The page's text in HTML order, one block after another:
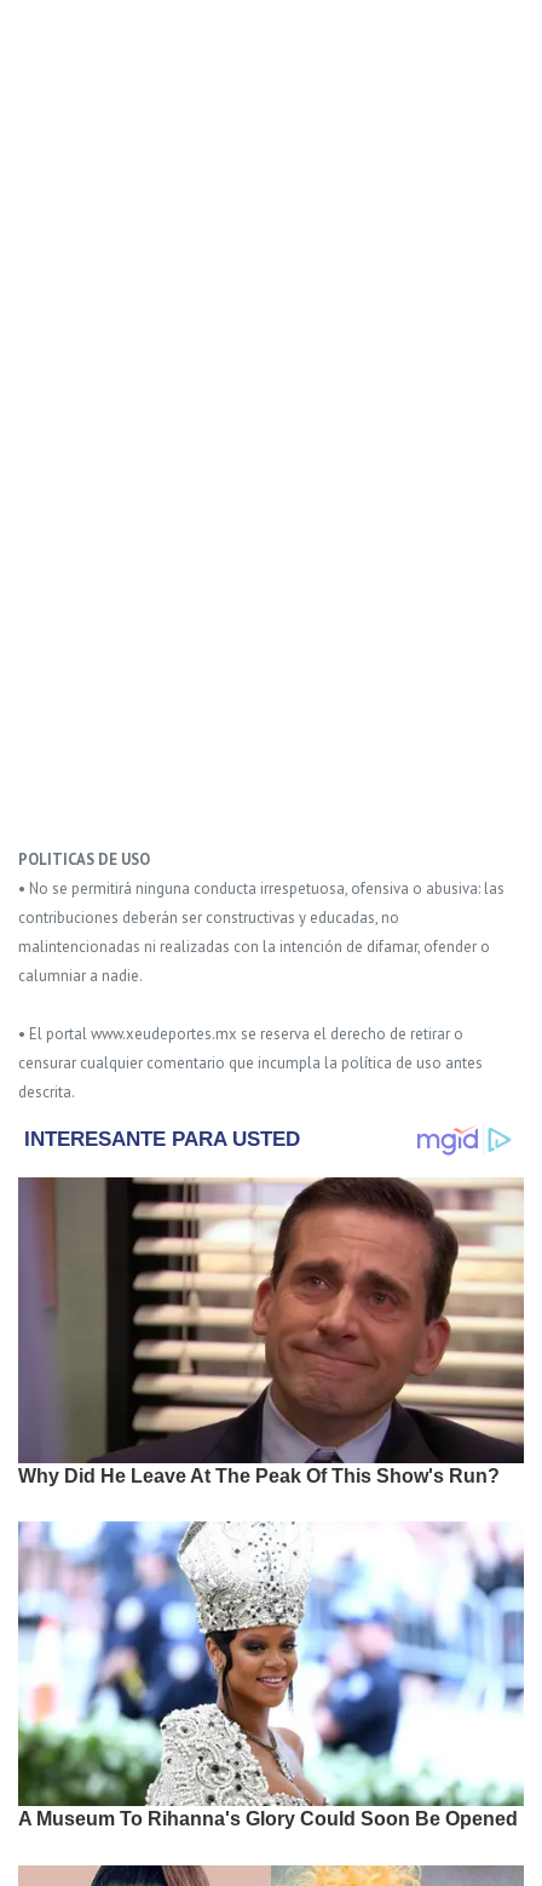
POLITICAS DE USO
• No se permitirá ninguna conducta irrespetuosa, ofensiva o abusiva: las
contribuciones deberán ser constructivas y educadas, no
malintencionadas ni realizadas con la intención de difamar, ofender o
calumniar a nadie.
• El portal www.xeudeportes.mx se reserva el derecho de retirar o
censurar cualquier comentario que incumpla la política de uso antes
descrita.